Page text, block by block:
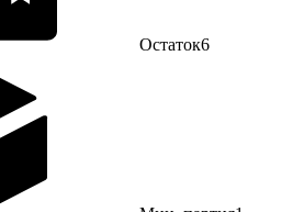
Остаток6